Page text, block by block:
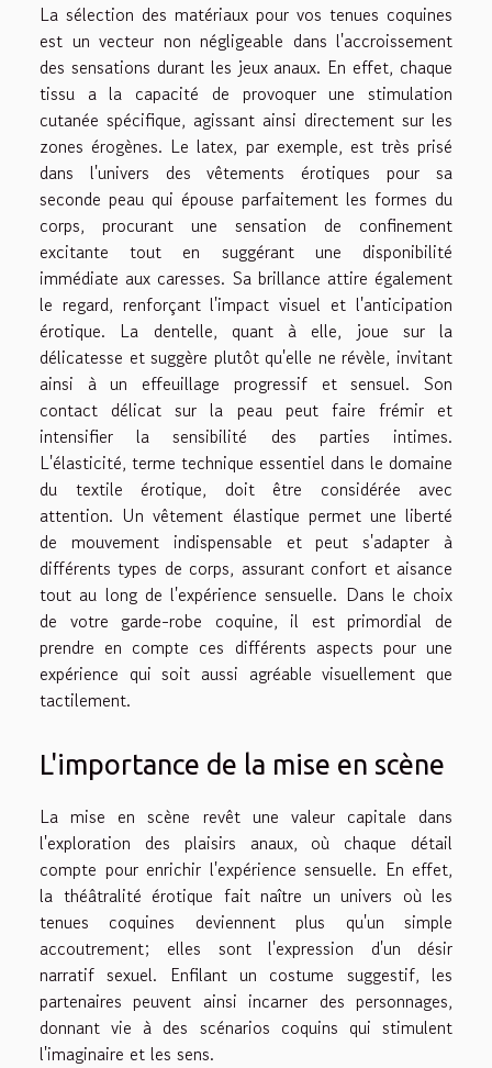
La sélection des matériaux pour vos tenues coquines
est un vecteur non négligeable dans l'accroissement
des sensations durant les jeux anaux. En effet, chaque
tissu a la capacité de provoquer une stimulation
cutanée spécifique, agissant ainsi directement sur les
zones érogènes. Le latex, par exemple, est très prisé
dans l'univers des vêtements érotiques pour sa
seconde peau qui épouse parfaitement les formes du
corps, procurant une sensation de confinement
excitante tout en suggérant une disponibilité
immédiate aux caresses. Sa brillance attire également
le regard, renforçant l'impact visuel et l'anticipation
érotique. La dentelle, quant à elle, joue sur la
délicatesse et suggère plutôt qu'elle ne révèle, invitant
ainsi à un effeuillage progressif et sensuel. Son
contact délicat sur la peau peut faire frémir et
intensifier la sensibilité des parties intimes.
L'élasticité, terme technique essentiel dans le domaine
du textile érotique, doit être considérée avec
attention. Un vêtement élastique permet une liberté
de mouvement indispensable et peut s'adapter à
différents types de corps, assurant confort et aisance
tout au long de l'expérience sensuelle. Dans le choix
de votre garde-robe coquine, il est primordial de
prendre en compte ces différents aspects pour une
expérience qui soit aussi agréable visuellement que
tactilement.
L'importance de la mise en scène
La mise en scène revêt une valeur capitale dans
l'exploration des plaisirs anaux, où chaque détail
compte pour enrichir l'expérience sensuelle. En effet,
la théâtralité érotique fait naître un univers où les
tenues coquines deviennent plus qu'un simple
accoutrement; elles sont l'expression d'un désir
narratif sexuel. Enfilant un costume suggestif, les
partenaires peuvent ainsi incarner des personnages,
donnant vie à des scénarios coquins qui stimulent
l'imaginaire et les sens.